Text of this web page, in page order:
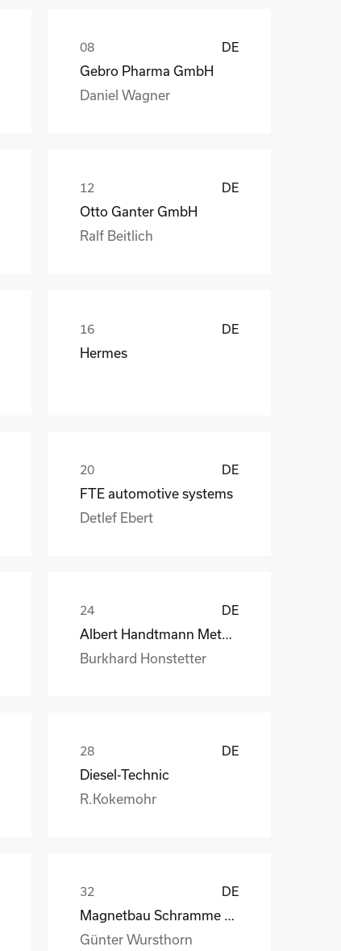
DE
Gebro Pharma GmbH
Daniel Wagner
DE
Otto Ganter GmbH
Ralf Beitlich
DE
Hermes
DE
FTE automotive systems
Detlef Ebert
DE
Albert Handtmann Metallgusswerk
Burkhard Honstetter
DE
Diesel-Technic
R.Kokemohr
DE
Magnetbau Schramme GmbH&Co.KG
Günter Wursthorn